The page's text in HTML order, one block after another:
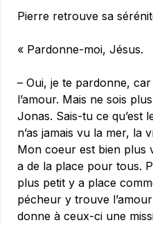
Pierre retrouve sa
« Pardonne-moi, Jésus.
– Oui, je te pardonne,
l’amour. Mais ne sois
Jonas. Sais-tu ce qu’est
n’as jamais vu la mer, la
Mon coeur est bien plus
a de la place pour tous.
plus petit y a place
pécheur y trouve
donne à ceux-ci une